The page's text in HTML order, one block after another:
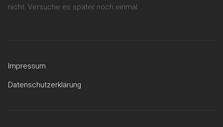
nicht. Versuche es später noch einmal.
Impressum
Datenschutzerklärung